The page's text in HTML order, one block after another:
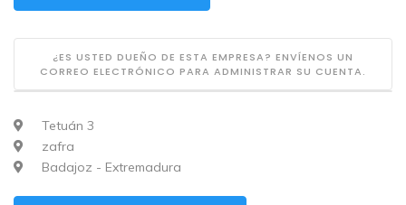
¿ES USTED DUEÑO DE ESTA EMPRESA? ENVÍENOS UN
CORREO ELECTRÓNICO PARA ADMINISTRAR SU CUENTA.
Tetuán 3
zafra
Badajoz - Extremadura